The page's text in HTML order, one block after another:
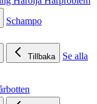
Schampo
Tillbaka
Se alla